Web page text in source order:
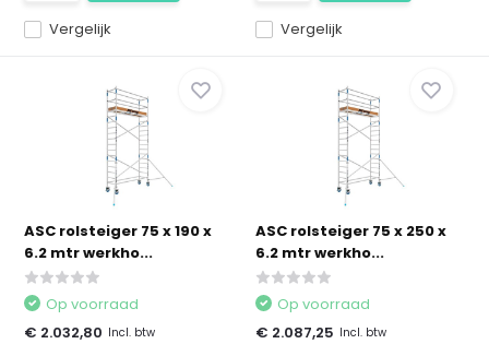
Vergelijk Vergelijk
ASC rolsteiger 75 x 190 x
6.2 mtr werkho...
Op voorraad
€ 2.032,80 Incl. btw
ASC rolsteiger 75 x 250 x
6.2 mtr werkho...
Op voorraad
€ 2.087,25 Incl. btw